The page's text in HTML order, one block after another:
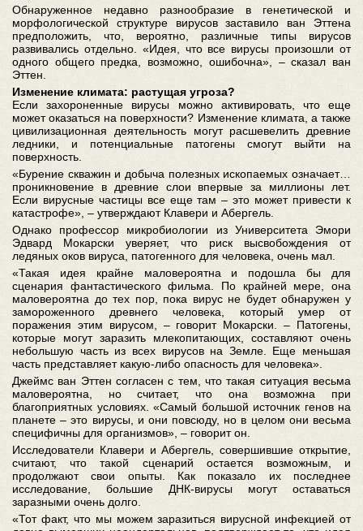
Обнаруженное недавно разнообразие в генетической и
морфологической структуре вирусов заставило ван Эттена
предположить, что, вероятно, различные типы вирусов
развивались отдельно. «Идея, что все вирусы произошли от
одного общего предка, возможно, ошибочна», – сказал ван
Эттен.
Изменение климата: растущая угроза?
Если захороненные вирусы можно активировать, что еще
может оказаться на поверхности? Изменение климата, а также
цивилизационная деятельность могут расшевелить древние
ледники, и потенциальные патогены смогут выйти на
поверхность.
«Бурение скважин и добыча полезных ископаемых означает…
проникновение в древние слои впервые за миллионы лет.
Если вирусные частицы все еще там – это может привести к
катастрофе», – утверждают Клавери и Абергель.
Однако профессор микробиологии из Университета Эмори
Эдвард Мокарски уверяет, что риск высвобождения от
ледяных оков вируса, патогенного для человека, очень мал.
«Такая идея крайне маловероятна и подошла бы для
сценария фантастического фильма. По крайней мере, она
маловероятна до тех пор, пока вирус не будет обнаружен у
замороженного древнего человека, который умер от
поражения этим вирусом, – говорит Мокарски. – Патогены,
которые могут заразить млекопитающих, составляют очень
небольшую часть из всех вирусов на Земле. Еще меньшая
часть представляет какую-либо опасность для человека».
Джеймс ван Эттен согласен с тем, что такая ситуация весьма
маловероятна, но считает, что она возможна при
благоприятных условиях. «Самый большой источник генов на
планете – это вирусы, и они повсюду, но в целом они весьма
специфичны для организмов», – говорит он.
Исследователи Клавери и Абергель, совершившие открытие,
считают, что такой сценарий остается возможным, и
продолжают свои опыты. Как показало их последнее
исследование, большие ДНК-вирусы могут оставаться
заразными очень долго.
«Тот факт, что мы можем заразиться вирусной инфекцией от